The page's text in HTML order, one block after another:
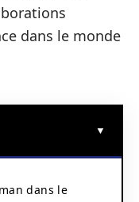
dans le monde
dans le